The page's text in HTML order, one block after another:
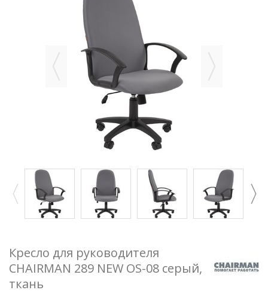
Кресло для руководителя
CHAIRMAN 289 NEW OS-08 серый,
ткань